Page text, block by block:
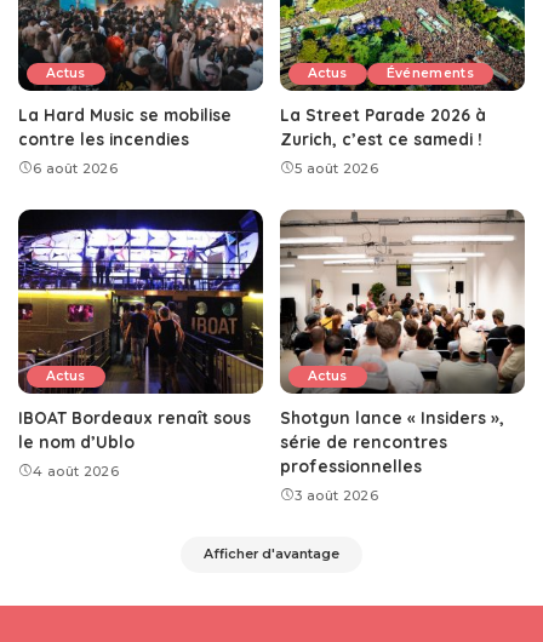
Actus
La Hard Music se mobilise
contre les incendies
6 août 2026
Actus Événements
La Street Parade 2026 à
Zurich, c’est ce samedi !
5 août 2026
Actus
IBOAT Bordeaux renaît sous
le nom d’Ublo
4 août 2026
Actus
Shotgun lance « Insiders »,
série de rencontres
professionnelles
3 août 2026
Afficher d'avantage